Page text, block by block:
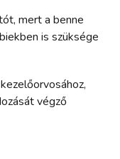
mert a benne
is szüksége
végző